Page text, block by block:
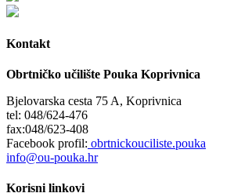
Kontakt
Obrtničko učilište Pouka Koprivnica
Bjelovarska cesta 75 A, Koprivnica
tel: 048/624-476
fax:048/623-408
Facebook profil: obrtnickouciliste.pouka
info@ou-pouka.hr
Korisni linkovi